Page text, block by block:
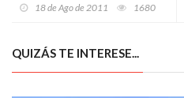
después de 32 años
18 de Ago de 2011 1680
QUIZÁS TE INTERESE...